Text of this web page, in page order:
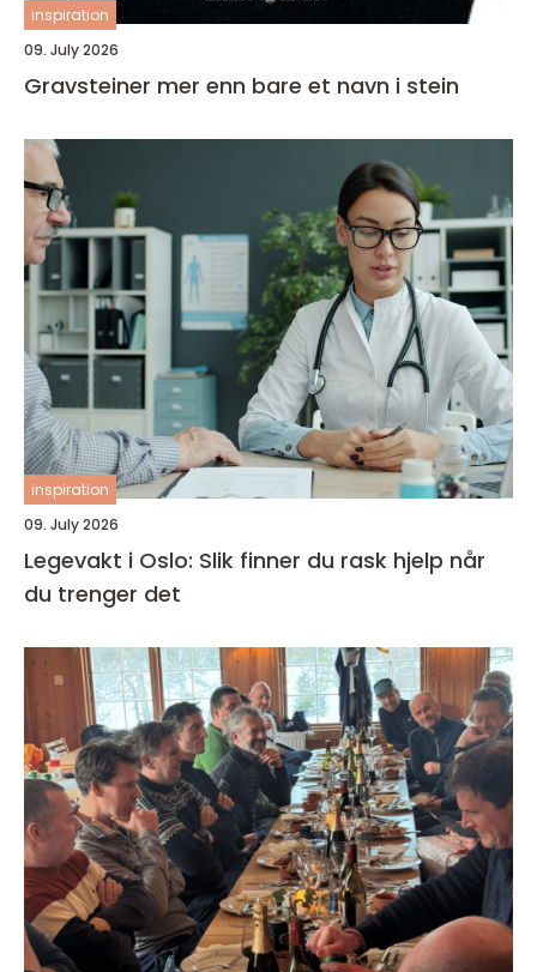
inspiration
09. July 2026
Gravsteiner mer enn bare et navn i stein
inspiration
09. July 2026
Legevakt i Oslo: Slik finner du rask hjelp når
du trenger det